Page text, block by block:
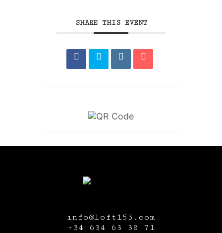
SHARE THIS EVENT
info@loft153.com
+34 634 63 38 71